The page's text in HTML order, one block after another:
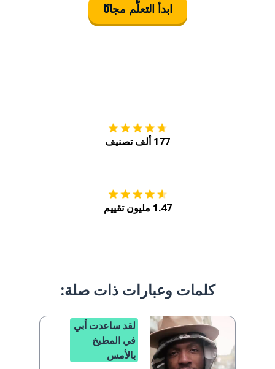
ابدأ التعلُّم مجانًا
177 ألف تصنيف
1.47 مليون تقييم
كلمات وعبارات ذات صلة:
لقد ساعدت أبي
في المطبخ
بالأمس